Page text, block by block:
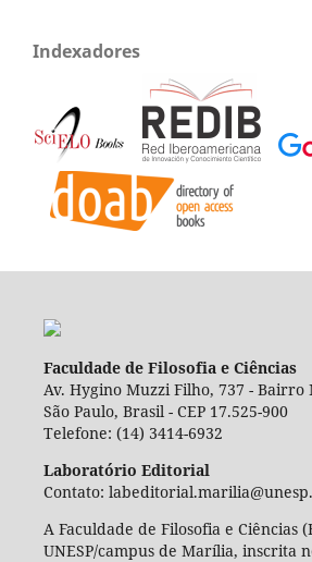
Indexadores
Faculdade de Filosofia e Ciências
Av. Hygino Muzzi Filho, 737 -
São Paulo, Brasil - CEP 17.525-900
Telefone: (14) 3414-6932
Laboratório Editorial
Contato:
A Faculdade de Filosofia e Ciências
UNESP/campus de Marília, inscrita